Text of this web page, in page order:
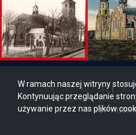
ZAREJESTRUJ SIĘ |
REKLAMA|
W ramach naszej witryny
Kontynuując przeglądanie
używanie przez nas plików